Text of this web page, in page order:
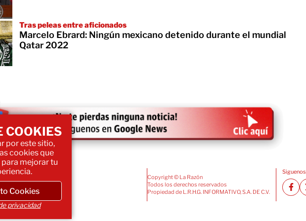
Tras peleas entre aficionados
Marcelo Ebrard: Ningún mexicano detenido durante el mundial
Qatar 2022
Copyright © La Razón
Todos los derechos reservados
Propiedad de L.R.H.G. INFORMATIVO, S.A. DE C.V.
COOKIES
por este sitio,
cookies que
mejorar tu
Cookies
privacidad